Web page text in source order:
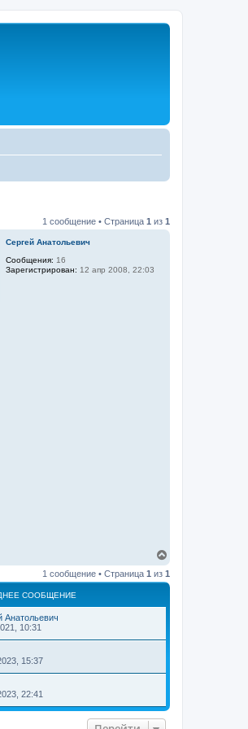
1 сообщение • Страница 1 из 1
Сергей Анатольевич
Сообщения: 16
Зарегистрирован: 12 апр 2008, 22:03
р
н
1 сообщение • Страница 1 из 1
СООБЩЕНИЕ
Анатольевич
10:31
15:37
22:41